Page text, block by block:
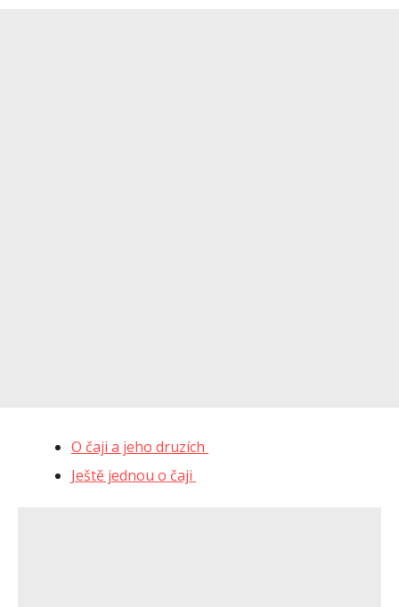
O čaji a jeho druzích
Ještě jednou o čaji